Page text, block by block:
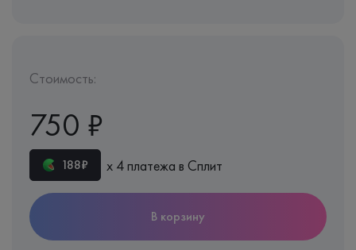
Стоимость:
750 ₽
188₽ х 4 платежа в Сплит
В корзину